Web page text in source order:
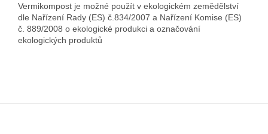
Vermikompost je možné použít v ekologickém zemědělství
dle Nařízení Rady (ES) č.834/2007 a Nařízení Komise (ES)
č. 889/2008 o ekologické produkci a označování
ekologických produktů